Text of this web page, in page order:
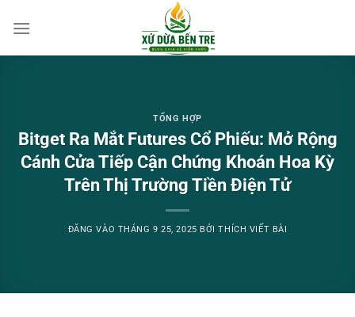
qua
TỔNG HỢP
Bitget Ra Mắt Futures Cổ Phiếu: Mở Rộng
Cánh Cửa Tiếp Cận Chứng Khoán Hoa Kỳ
Trên Thị Trường Tiền Điện Tử
ĐĂNG VÀO THÁNG 9 25, 2025 BỞITHÍCH VIẾT BÀI